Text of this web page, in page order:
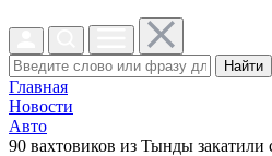
Найти
Главная
Новости
Авто
90 вахтовиков из Тынды закатили